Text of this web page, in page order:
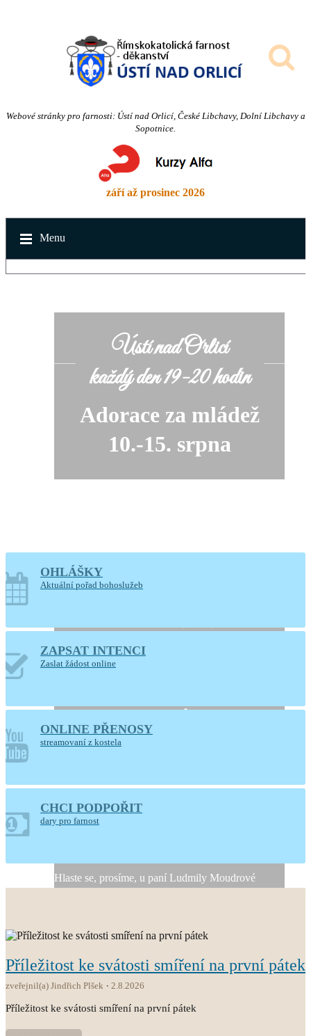
Webové stránky pro farnosti: Ústí nad Orlicí, České Libchavy, Dolní Libchavy a
Sopotnice.
září až prosinec 2026
Menu
Ústí nad Orlicí
každý den 19-20 hodin
Adorace za mládež
10.-15. srpna
soboty o prázdninách
14-17.30 hodin
Otevřený kostel
Marie
Ústí nad Orlicí
Generální úklid kostela
Hlaste se, prosíme, u paní Ludmily Moudrové
OHLÁŠKY
Aktuální pořad bohoslužeb
ZAPSAT INTENCI
Zaslat žádost online
ONLINE PŘENOSY
streamovaní z kostela
CHCI PODPOŘIT
dary pro farnost
Příležitost ke svátosti smíření na první pátek
zveřejnil(a) Jindřich Plšek 2.8.2026
Příležitost ke svátosti smíření na první pátek